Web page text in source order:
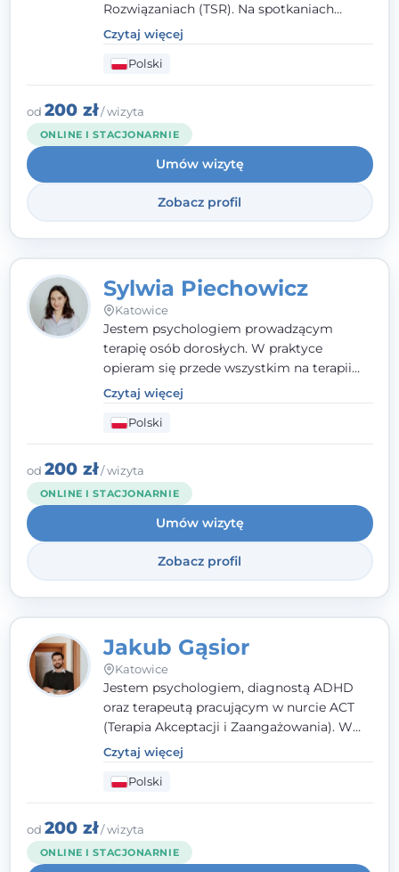
Rozwiązaniach (TSR). Na spotkaniach
pracuję w sposób dopasowany do Ciebie -
nawet jeśli na starcie nie wiesz dokładnie,
czego potrzebujesz, odkrywamy to razem,
krok po kroku. Towarzyszę dorosłym oraz
młodzieży od 13. roku życia.
Czytaj więcej
Polski
od 200 zł/ wizyta
ONLINE I STACJONARNIE
Umów wizytę
Zobacz profil
Sylwia Piechowicz
Katowice
Jestem psychologiem prowadzącym
terapię osób dorosłych. W praktyce
opieram się przede wszystkim na terapii
poznawczo-behawioralnej (CBT), a także na
podejściu skoncentrowanym na
rozwiązaniach (TSR) oraz Racjonalnej
Terapii Zachowania (RTZ). Dużą wagę
przykładam do relacji opartej na empatii,
poczuciu bezpieczeństwa i wzajemnym
zrozumieniu.
Czytaj więcej
Polski
od 200 zł/ wizyta
ONLINE I STACJONARNIE
Umów wizytę
Zobacz profil
Jakub Gąsior
Katowice
Jestem psychologiem, diagnostą ADHD
oraz terapeutą pracującym w nurcie ACT
(Terapia Akceptacji i Zaangażowania). W
kontakcie z pacjentem najważniejsze są dla
mnie serdeczność, zrozumienie i atmosfera
pełna ciepła. Wierzę, że skuteczna terapia
to wspólne działanie - razem tworzymy
zespół, który szuka rozwiązań.
Czytaj więcej
Polski
od 200 zł/ wizyta
ONLINE I STACJONARNIE